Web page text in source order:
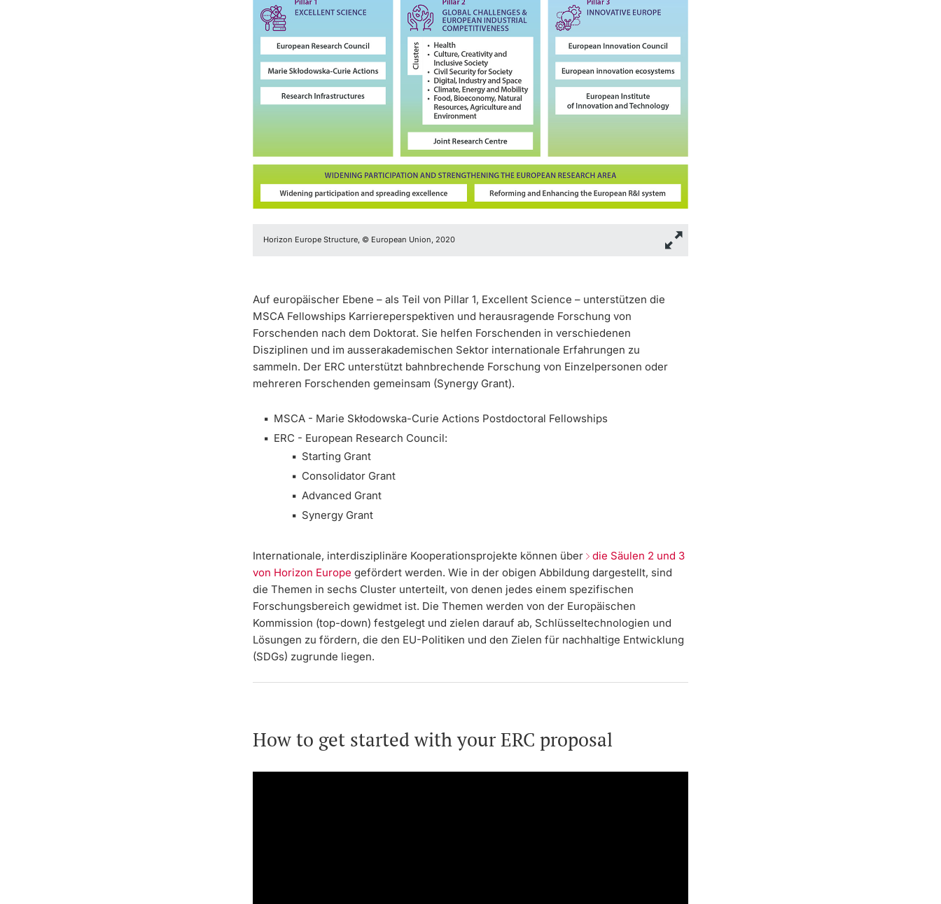
Horizon Europe Structure, © European Union, 2020
Auf europäischer Ebene – als Teil von Pillar 1, Excellent Science – unterstützen die
MSCA Fellowships Karriereperspektiven und herausragende Forschung von
Forschenden nach dem Doktorat. Sie helfen Forschenden in verschiedenen
Disziplinen und im ausserakademischen Sektor internationale Erfahrungen zu
sammeln. Der ERC unterstützt bahnbrechende Forschung von Einzelpersonen oder
mehreren Forschenden gemeinsam (Synergy Grant).
MSCA - Marie Skłodowska-Curie Actions Postdoctoral Fellowships
ERC - European Research Council:
Starting Grant
Consolidator Grant
Advanced Grant
Synergy Grant
Internationale, interdisziplinäre Kooperationsprojekte können über die Säulen 2 und 3
von Horizon Europe gefördert werden. Wie in der obigen Abbildung dargestellt, sind
die Themen in sechs Cluster unterteilt, von denen jedes einem spezifischen
Forschungsbereich gewidmet ist. Die Themen werden von der Europäischen
Kommission (top-down) festgelegt und zielen darauf ab, Schlüsseltechnologien und
Lösungen zu fördern, die den EU-Politiken und den Zielen für nachhaltige Entwicklung
(SDGs) zugrunde liegen.
How to get started with your ERC proposal